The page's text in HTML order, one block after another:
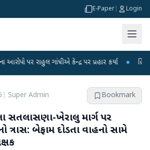
E-Paper Login
રાહુલ ગાંધીએ કેન્દ્ર પર પ્રહાર કર્યા ● હિંમતનગરમાં
Super Admin Bookmark
સતલાસણા-ખેરાલુ માર્ગ પર
ત્રાસ: બેફામ દોડતા વાહનો સામે